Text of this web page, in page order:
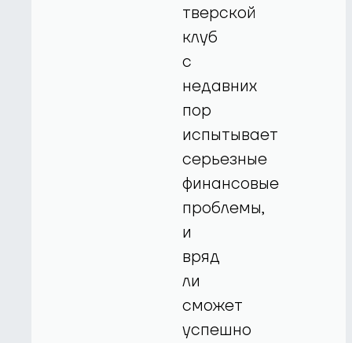
тверской
клуб
с
недавних
пор
испытывает
серьезные
финансовые
проблемы,
и
вряд
ли
сможет
успешно